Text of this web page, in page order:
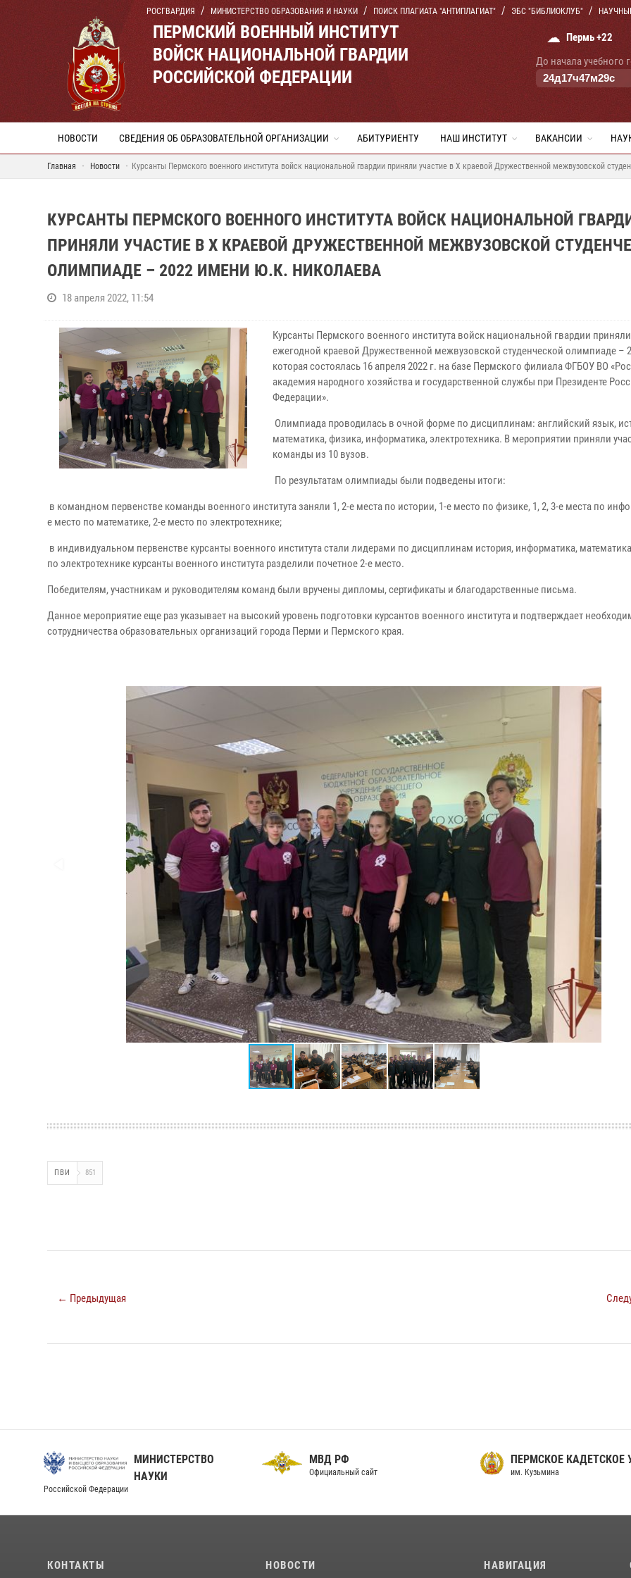
РОСГВАРДИЯ МИНИСТЕРСТВО ОБРАЗОВАНИЯ И НАУКИ ПОИСК ПЛАГИАТА "АНТИПЛАГИАТ" ЭБС "БИБЛИОКЛУБ"
ПЕРМСКИЙ ВОЕННЫЙ ИНСТИТУТ
ВОЙСК НАЦИОНАЛЬНОЙ ГВАРДИИ
РОССИЙСКОЙ ФЕДЕРАЦИИ
☁ Пермь +22
До начала учебного
24д17ч47м28с
НОВОСТИ СВЕДЕНИЯ ОБ ОБРАЗОВАТЕЛЬНОЙ ОРГАНИЗАЦИИ АБИТУРИЕНТУ НАШ ИНСТИТУТ ВАКАНСИИ
Главная Новости Курсанты Пермского военного института войск национальной гвардии приняли участие в Х краевой Дружественной межвузовской
КУРСАНТЫ ПЕРМСКОГО ВОЕННОГО ИНСТИТУТА ВОЙСК НАЦИОНАЛЬНОЙ
ПРИНЯЛИ УЧАСТИЕ В Х КРАЕВОЙ ДРУЖЕСТВЕННОЙ МЕЖВУЗОВСКОЙ
ОЛИМПИАДЕ – 2022 ИМЕНИ Ю.К. НИКОЛАЕВА
18 апреля 2022, 11:54
Курсанты Пермского военного института войск национальной гвардии приняли
ежегодной краевой Дружественной межвузовской студенческой олимпиаде –
которая состоялась 16 апреля 2022 г. на базе Пермского филиала ФГБОУ ВО
академия народного хозяйства и государственной службы при Президенте
Федерации».
Олимпиада проводилась в очной форме по дисциплинам: английский язык,
математика, физика, информатика, электротехника. В мероприятии приняли
команды из 10 вузов.
По результатам олимпиады были подведены итоги:
в командном первенстве команды военного института заняли 1, 2-е места по истории, 1-е место по физике, 1, 2, 3-е места по
е место по математике, 2-е место по электротехнике;
в индивидуальном первенстве курсанты военного института стали лидерами по дисциплинам история, информатика,
по электротехнике курсанты военного института разделили почетное 2-е место.
Победителям, участникам и руководителям команд были вручены дипломы, сертификаты и благодарственные письма.
Данное мероприятие еще раз указывает на высокий уровень подготовки курсантов военного института и подтверждает
сотрудничества образовательных организаций города Перми и Пермского края.
ПВИ 851
← Предыдущая
МИНИСТЕРСТВО
НАУКИ
Российской Федерации
МВД РФ
Официальный сайт
ПЕРМСКОЕ КАДЕТСКОЕ
им. Кузьмина
КОНТАКТЫ НОВОСТИ НАВИГАЦИЯ